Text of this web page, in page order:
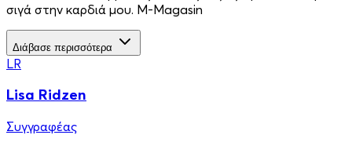
σιγά στην καρδιά μου. M-Magasin
Διάβασε περισσότερα
LR
Lisa Ridzen
Συγγραφέας